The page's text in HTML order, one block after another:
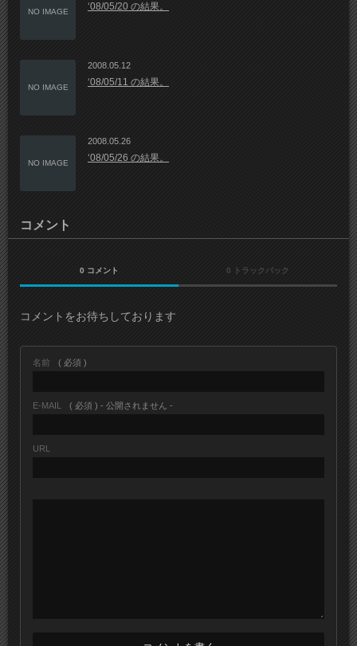
NO IMAGE ‘08/05/20 の結果。
NO IMAGE
2008.05.12
‘08/05/11 の結果。
NO IMAGE
2008.05.26
‘08/05/26 の結果。
コメント
0 コメント 0 トラックバック
コメントをお待ちしております
名前 ( 必須 )
E-MAIL ( 必須 ) - 公開されません -
URL